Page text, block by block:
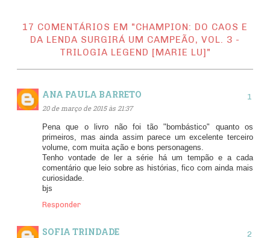
17 COMENTÁRIOS EM "CHAMPION: DO CAOS E
DA LENDA SURGIRÁ UM CAMPEÃO, VOL. 3 -
TRILOGIA LEGEND [MARIE LU]"
ANA PAULA BARRETO
20 de março de 2015 às 21:37
Pena que o livro não foi tão "bombástico" quanto os
primeiros, mas ainda assim parece um excelente terceiro
volume, com muita ação e bons personagens.
Tenho vontade de ler a série há um tempão e a cada
comentário que leio sobre as histórias, fico com ainda mais
curiosidade.
bjs
Responder
SOFIA TRINDADE